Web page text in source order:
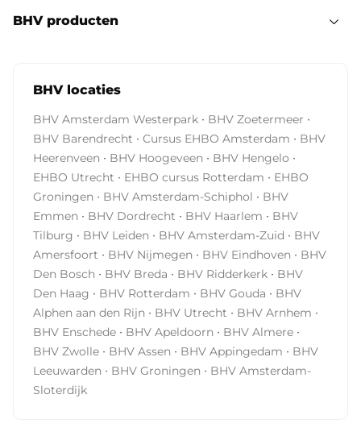
BHV producten
BHV locaties
BHV Amsterdam Westerpark · BHV Zoetermeer ·
BHV Barendrecht · Cursus EHBO Amsterdam · BHV
Heerenveen · BHV Hoogeveen · BHV Hengelo ·
EHBO Utrecht · EHBO cursus Rotterdam · EHBO
Groningen · BHV Amsterdam-Schiphol · BHV
Emmen · BHV Dordrecht · BHV Haarlem · BHV
Tilburg · BHV Leiden · BHV Amsterdam-Zuid · BHV
Amersfoort · BHV Nijmegen · BHV Eindhoven · BHV
Den Bosch · BHV Breda · BHV Ridderkerk · BHV
Den Haag · BHV Rotterdam · BHV Gouda · BHV
Alphen aan den Rijn · BHV Utrecht · BHV Arnhem ·
BHV Enschede · BHV Apeldoorn · BHV Almere ·
BHV Zwolle · BHV Assen · BHV Appingedam · BHV
Leeuwarden · BHV Groningen · BHV Amsterdam-
Sloterdijk